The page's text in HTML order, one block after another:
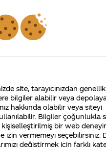
Cola’yı kim buldu?
resmi web sitemizden
ürünlerinizi seçip,
Müşteri
ulaşabilirsiniz.
Coca-Cola Şirketi
merak ettikleriniz.
Fabrikalarımız,
sertifikalarımız, faaliyet
gösterdiğimiz ülkeler,
tarihçemiz ve daha
site, tarayıcınızdan
bilgiler alabilir veya
hakkında olabilir veya siteyi
Bilgiler çoğunlukla
bir web
izin vermemeyi seçebilirsiniz.
değiştirmek için farklı